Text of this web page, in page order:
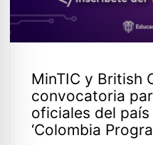
MinTIC y British
convocatoria
oficiales del
‘Colombia